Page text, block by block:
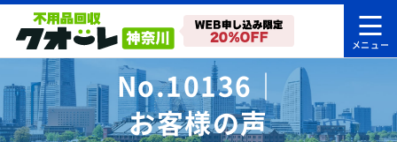
No.10136｜
お客様の声